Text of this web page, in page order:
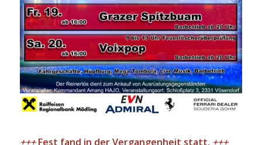
+++Fest fand in der Vergangenheit statt. +++